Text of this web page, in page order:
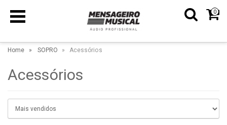
0
Home SOPRO Acessórios
Acessórios